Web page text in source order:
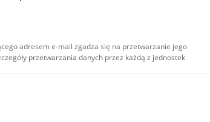
adresem e-mail zgadza się na przetwarzanie jego
przetwarzania danych przez każdą z jednostek